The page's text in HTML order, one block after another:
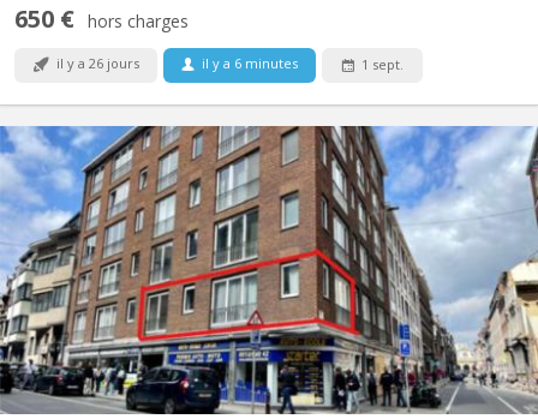
650 € hors charges
il y a 26 jours il y a 6 minutes 1 sept.
KN 5797
L'Agence de l'Equerre vous propose un appartement 3 chambres
à louer pour une colocation, situé au 1er étage d'un immeuble en
plein centre de Namur, au numéro 32 de la Rue de Bruxelles,
juste en face de l'Université de Namur. Les 3 chambres sont
actuellement libres pour la...